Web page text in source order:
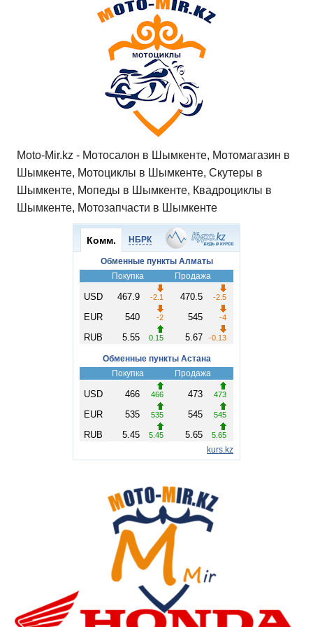
Moto-Mir.kz - Мотосалон в Шымкенте, Мотомагазин в
Шымкенте, Мотоциклы в Шымкенте, Скутеры в
Шымкенте, Мопеды в Шымкенте, Квадроциклы в
Шымкенте, Мотозапчасти в Шымкенте